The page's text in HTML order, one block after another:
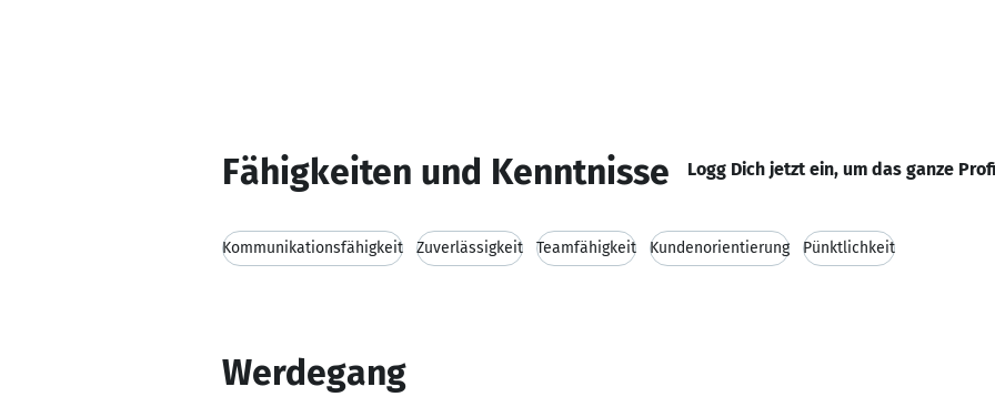
Fähigkeiten und Kenntnisse Logg Dich jetzt ein, um das ganze
Kommunikationsfähigkeit Zuverlässigkeit Teamfähigkeit Kundenorientierung Pünktlichkeit
Werdegang